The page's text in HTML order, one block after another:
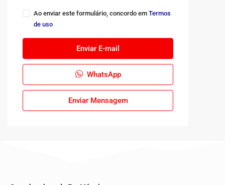
Ao enviar este formulário, concordo em Termos
de uso
Enviar E-mail
WhatsApp
Enviar Mensagem